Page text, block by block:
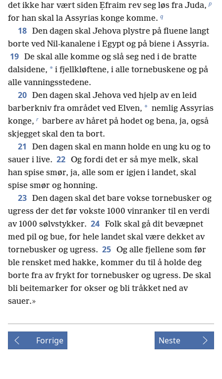
det ikke har vært siden Ẹfraim rev seg løs fra Juda, p
for han skal la Assyrias konge komme. q
18 Den dagen skal Jehova plystre på fluene langt
borte ved Nil-kanalene i Egypt og på biene i Assyria.
19 De skal alle komme og slå seg ned i de bratte
dalsidene, * i fjellkløftene, i alle tornebuskene og på
alle vanningsstedene.
20 Den dagen skal Jehova ved hjelp av en leid
barberkniv fra området ved Elven, * nemlig Assyrias
konge, r barbere av håret på hodet og bena, ja, også
skjegget skal den ta bort.
21
Den dagen skal en mann holde en ung ku og to
sauer i live. 22 Og fordi det er så mye melk, skal
han spise smør, ja, alle som er igjen i landet, skal
spise smør og honning.
23 Den dagen skal det bare vokse tornebusker og
ugress der det før vokste 1000 vinranker til en verdi
av 1000 sølvstykker. 24 Folk skal gå dit bevæpnet
med pil og bue, for hele landet skal være dekket av
tornebusker og ugress. 25 Og alle fjellene som før
ble rensket med hakke, kommer du til å holde deg
borte fra av frykt for tornebusker og ugress. De skal
bli beitemarker for okser og bli tråkket ned av
sauer.»
Forrige Neste